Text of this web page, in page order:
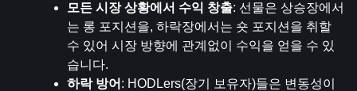
모든 시장 상황에서 수익 창출: 선물은 상승장에서
는 롱 포지션을, 하락장에서는 숏 포지션을 취할
수 있어 시장 방향에 관계없이 수익을 얻을 수 있
습니다.
하락 방어 : HODLers(장기 보유자)들은 변동성이